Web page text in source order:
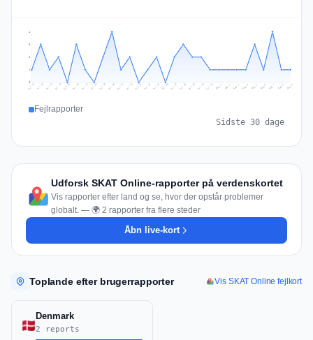
1
2
3
4
Jul 11 Jul 12 Jul 13 Jul 14 Jul 15 Jul 16 Jul 17 Jul 18 Jul 19 Jul 20 Jul 21 Jul 22 Jul 23 Jul 24 Jul 25 Jul 26 Jul 27 Jul 28 Jul 29 Jul 30 Jul 31 Aug 1 Aug 2 Aug 3 Aug 4 Aug 5 Aug 6 Aug 7 Aug 8 Aug 9
Fejlrapporter
Sidste 30 dage
Udforsk SKAT Online-rapporter på verdenskortet
Vis rapporter efter land og se, hvor der opstår problemer
globalt. — 🌍 2 rapporter fra flere steder
Åbn live-kort
Toplande efter brugerrapporter Vis SKAT Online fejlkort
Denmark
2 reports